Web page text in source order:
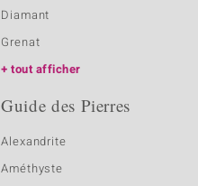
Diamant
Grenat
tout afficher
Guide des Pierres
Alexandrite
Améthyste